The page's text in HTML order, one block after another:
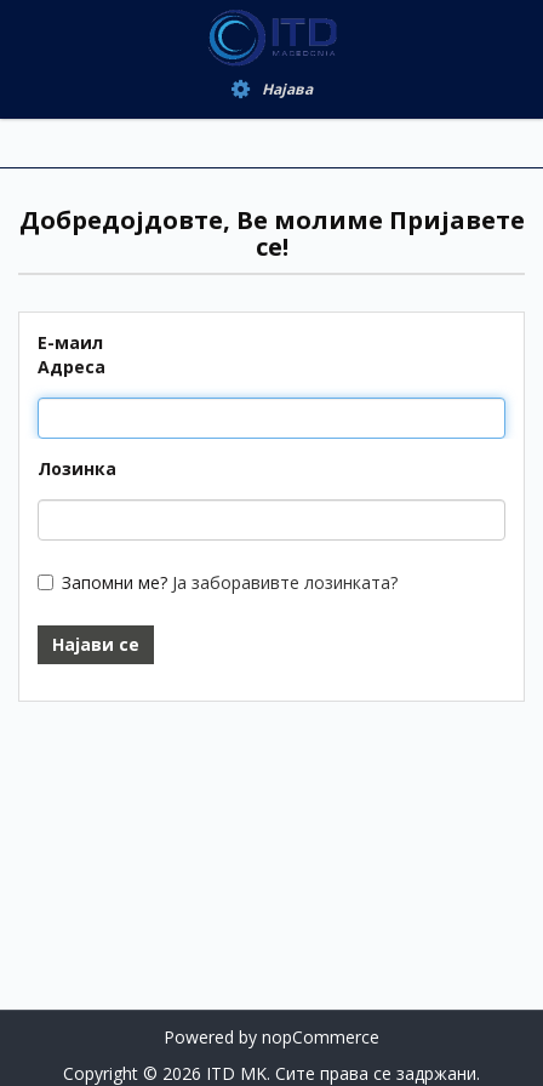
Најава
Добредојдовте, Ве молиме Пријавете
се!
Е-маил
Адреса
Лозинка
Запомни ме? Ја заборавивте лозинката?
Powered by nopCommerce
Copyright © 2026 ITD MK. Сите права се задржани.